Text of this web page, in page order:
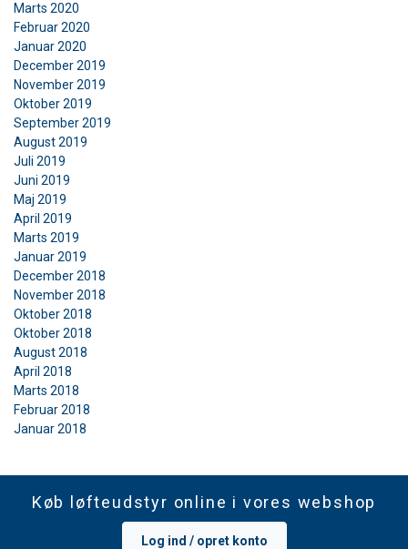
Marts 2020
Februar 2020
Januar 2020
December 2019
November 2019
Oktober 2019
September 2019
August 2019
Juli 2019
Juni 2019
Maj 2019
April 2019
Marts 2019
Januar 2019
December 2018
November 2018
Oktober 2018
Oktober 2018
August 2018
April 2018
Marts 2018
Februar 2018
Januar 2018
Køb løfteudstyr online i vores webshop
Log ind / opret konto